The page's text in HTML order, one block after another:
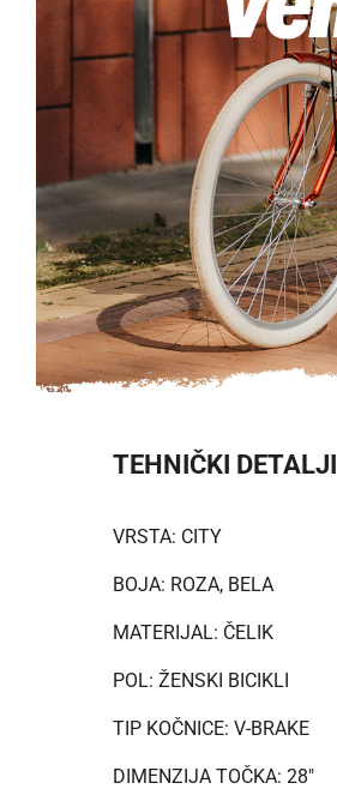
TEHNIČKI DETALJI
VRSTA: CITY
BOJA: ROZA, BELA
MATERIJAL: ČELIK
POL: ŽENSKI BICIKLI
TIP KOČNICE: V-BRAKE
DIMENZIJA TOČKA: 28"